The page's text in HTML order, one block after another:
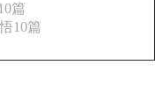
篇
10篇